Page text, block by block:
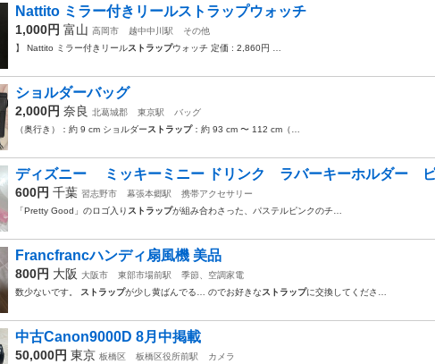
Nattito ミラー付きリールストラップウォッチ
1,000円 富山 高岡市 越中中川駅
その他
】 Nattito ミラー付きリールストラップウォッチ 定価 : 2,860円 …
ショルダーバッグ
2,000円 奈良 北葛城郡 東京駅
バッグ
（奥行き）：約 9 cm ショルダーストラップ：約 93 cm 〜 112 cm（…
ディズニー ミッキーミニー ドリンク ラバーキーホルダー
600円 千葉 習志野市 幕張本郷駅
携帯アクセサリー
「Pretty Good」のロゴ入り ストラップが組み合わさった、パステルピンクのチ…
Francfrancハンディ扇風機 美品
800円 大阪 大阪市 東部市場前駅
季節、空調家電
数少ないです。 ストラップが少し黄ばんでる… のでお好きなストラップに交換してくださ…
中古Canon9000D 8月中掲載
50,000円 東京 板橋区 板橋区役所前駅
カメラ